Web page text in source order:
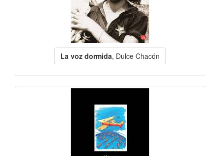
La voz dormida, Dulce Chacón